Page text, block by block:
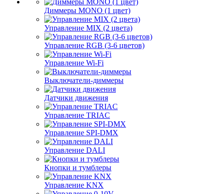
Диммеры MONO (1 цвет)
Управление MIX (2 цвета)
Управление RGB (3-6 цветов)
Управление Wi-Fi
Выключатели-диммеры
Датчики движения
Управление TRIAC
Управление SPI-DMX
Управление DALI
Кнопки и тумблеры
Управление KNX